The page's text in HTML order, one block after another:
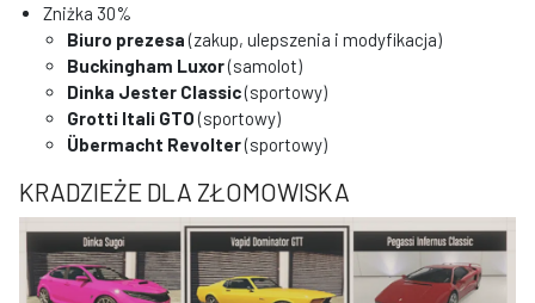
Zniżka 30%
Biuro prezesa(zakup, ulepszenia i modyfikacja)
Buckingham Luxor(samolot)
Dinka Jester Classic(sportowy)
Grotti Itali GTO(sportowy)
Übermacht Revolter(sportowy)
KRADZIEŻE DLA ZŁOMOWISKA